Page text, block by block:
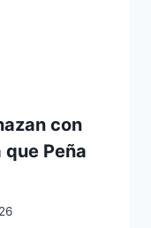
con
que Peña